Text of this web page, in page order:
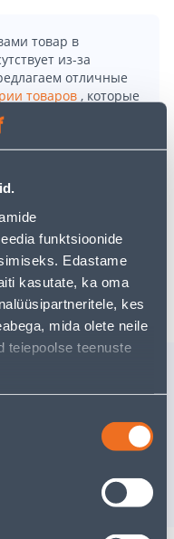
funktsioonide
Edastame
kasutate, ka oma
kes
mida olete neile
teiepoolse teenuste
товар в
из-за
отличные
товаров , которые
здесь - вы
вернувшись
более приятные
90.54 €
58.85 €
для
клиента